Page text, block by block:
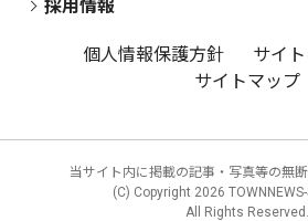
採用情報
個人情報保護方針
サイ
サイトマップ
当サイト内に掲載の記事・写真等の無断
(C) Copyright 2026 TOWNNEWS-
All Rights Reserved.